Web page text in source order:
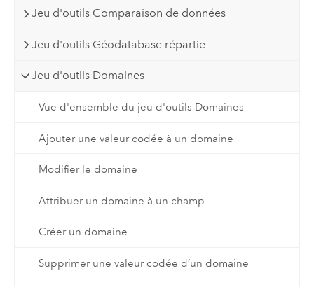
Jeu d'outils Comparaison de données
Jeu d'outils Géodatabase répartie
Jeu d'outils Domaines
Vue d'ensemble du jeu d'outils Domaines
Ajouter une valeur codée à un domaine
Modifier le domaine
Attribuer un domaine à un champ
Créer un domaine
Supprimer une valeur codée d’un domaine